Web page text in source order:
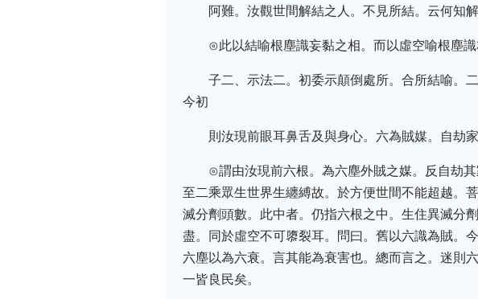
阿難。汝觀世間解結之人。不見所結。云何知
⊙此以結喻根塵識妄黏之相。而以虛空喻根塵識
子二、示法二。初委示顛倒處所。合所結喻。
今初
則汝現前眼耳鼻舌及與身心。六為賊媒。自劫
⊙謂由汝現前六根。為六塵外賊之媒。反自劫
至二乘眾生世界生纏縛故。於方便世間不能超越。
滅分劑頭數。此中者。仍指六根之中。生住異滅分
盡。同於虛空不可隳裂耳。問曰。舊以六識為賊。
六塵以為六衰。言其能為衰害也。總而言之。迷則
一皆良民矣。